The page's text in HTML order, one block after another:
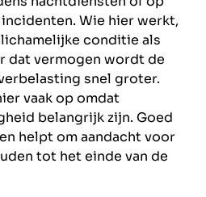
Wie hier werkt,
conditie als
dat vermogen wordt de
snel groter.
vaak op omdat
belangrijk zijn. Goed
helpt om aandacht voor
tot het einde van de